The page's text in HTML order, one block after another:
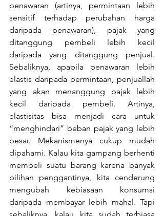
penawaran (artinya, permintaan lebih
sensitif terhadap perubahan harga
daripada penawaran), pajak yang
ditanggung pembeli lebih kecil
daripada yang ditanggung penjual.
Sebaliknya, apabila penawaran lebih
elastis daripada permintaan, penjuallah
yang akan menanggung pajak lebih
kecil daripada pembeli. Artinya,
elastisitas bisa menjadi cara untuk
“menghindari” beban pajak yang lebih
besar. Mekanismenya cukup mudah
dipahami. Kalau kita gampang berhenti
membeli suatu barang karena banyak
pilihan penggantinya, kita cenderung
mengubah kebiasaan konsumsi
daripada membayar lebih mahal. Tapi